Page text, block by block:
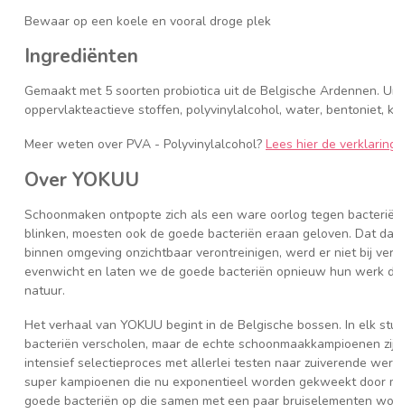
Bewaar op een koele en vooral droge plek
Ingrediënten
Gemaakt met 5 soorten probiotica uit de Belgische Ardennen.
oppervlakteactieve stoffen, polyvinylalcohol, water, bentoniet,
Meer weten over PVA - Polyvinylalcohol? Lees hier de
Over YOKUU
Schoonmaken ontpopte zich als een ware oorlog tegen
blinken, moesten ook de goede bacteriën eraan geloven. Dat
binnen omgeving onzichtbaar verontreinigen, werd er niet bij
evenwicht en laten we de goede bacteriën opnieuw hun werk
natuur.
Het verhaal van YOKUU begint in de Belgische bossen. In elk
bacteriën verscholen, maar de echte schoonmaakkampioenen
intensief selectieproces met allerlei testen naar zuiverende
super kampioenen die nu exponentieel worden gekweekt
goede bacteriën op die samen met een paar bruiselementen